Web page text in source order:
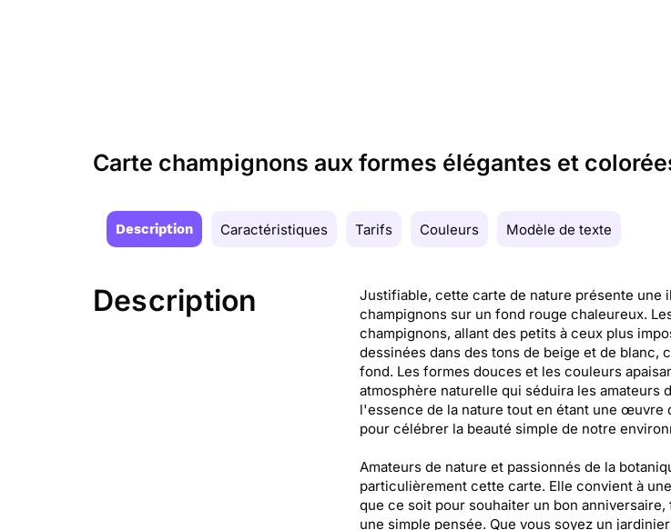
Carte champignons aux formes élégantes et
Description Caractéristiques Tarifs Couleurs Modèle de texte
Description
Justifiable, cette carte de nature présente une
champignons sur un fond rouge chaleureux.
champignons, allant des petits à ceux plus
dessinées dans des tons de beige et de blanc,
fond. Les formes douces et les couleurs
atmosphère naturelle qui séduira les amateurs
l'essence de la nature tout en étant une œuvre
pour célébrer la beauté simple de notre
Amateurs de nature et passionnés de la
particulièrement cette carte. Elle convient à
que ce soit pour souhaiter un bon
une simple pensée. Que vous soyez un